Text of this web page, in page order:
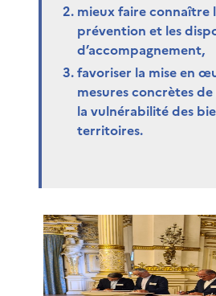
mieux faire connaître
prévention et les
d’accompagnement,
favoriser la mise en
mesures concrètes
la vulnérabilité des
territoires.